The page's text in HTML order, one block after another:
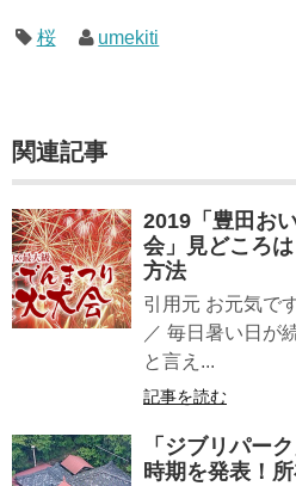
桜 umekiti
関連記事
2019「豊田お
会」見どころ
方法
引用元 お元気で
／ 毎日暑い日が
と言え...
記事を読む
「ジブリパー
時期を発表！